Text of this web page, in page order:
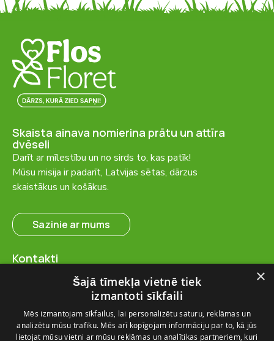
Skaista ainava nomierina prātu un attīra
dvēseli
Darīt ar mīlestību un no sirds to, kas patīk!
Mūsu misija ir padarīt, Latvijas sētas, dārzus
skaistākus un košākus.
Sazinie ar mums
Kontakti
Ventspils nov., Ugāles pag.,
Ugāle, “Salas” – 23, LV-3615
+371 28 767 262
info@flosfloret.com
×
Šajā tīmekļa vietnē tiek
izmantoti sīkfaili
Mēs izmantojam sīkfailus, lai personalizētu saturu, reklāmas un
analizētu mūsu trafiku. Mēs arī kopīgojam informāciju par to, kā jūs
lietojat mūsu vietni ar mūsu reklāmas un analītikas partneriem, kuri